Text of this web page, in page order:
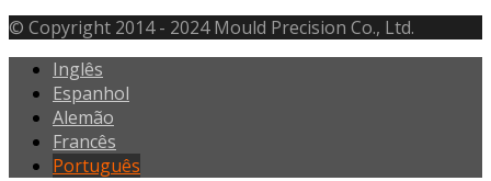
© Copyright 2014 - 2024 Mould Precision Co., Ltd.
Inglês
Espanhol
Alemão
Francês
Português